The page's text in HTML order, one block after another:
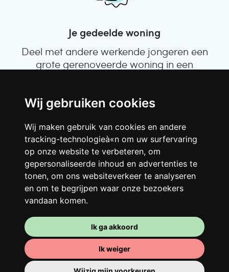
Wij gebruiken cookies
Wij maken gebruik van cookies en andere
tracking-technologieà«n om uw surfervaring
op onze website te verbeteren, om
gepersonaliseerde inhoud en advertenties te
tonen, om ons websiteverkeer te analyseren
en om te begrijpen waar onze bezoekers
vandaan komen.
Ik ga akkoord
Ik weiger
Je gedeelde woning
Deel met andere werkende jongeren een
grote gerenoveerde woning in een
ochtendhumeur... Loft Story, maar dan
Je kamer
Je beschikt er over een volledig ingerichte